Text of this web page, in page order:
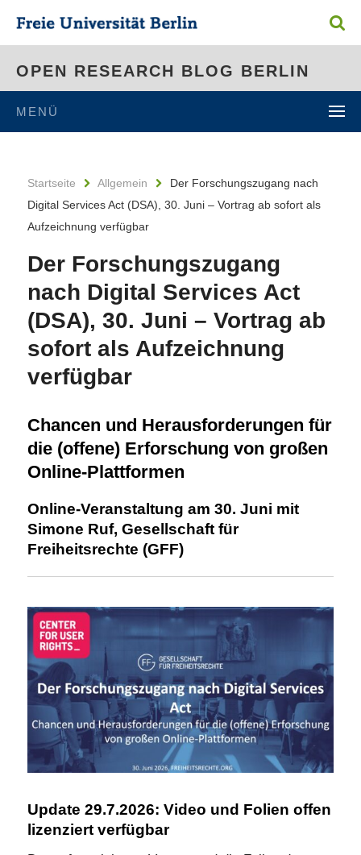
OPEN RESEARCH BLOG BERLIN
MENÜ
Startseite Allgemein
Der Forschungszugang nach
Digital Services Act (DSA), 30. Juni – Vortrag ab sofort als
Aufzeichnung verfügbar
Der Forschungszugang
nach Digital Services Act
(DSA), 30. Juni – Vortrag ab
sofort als Aufzeichnung
verfügbar
Chancen und Herausforderungen für
die (offene) Erforschung von großen
Online-Plattformen
Online-Veranstaltung am 30. Juni mit
Simone Ruf, Gesellschaft für
Freiheitsrechte (GFF)
Update 29.7.2026: Video und Folien offen
lizenziert verfügbar